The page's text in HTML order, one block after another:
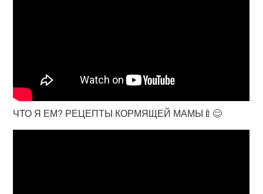
ЧТО Я ЕМ? РЕЦЕПТЫ КОРМЯЩЕЙ МАМЫ🍼😊